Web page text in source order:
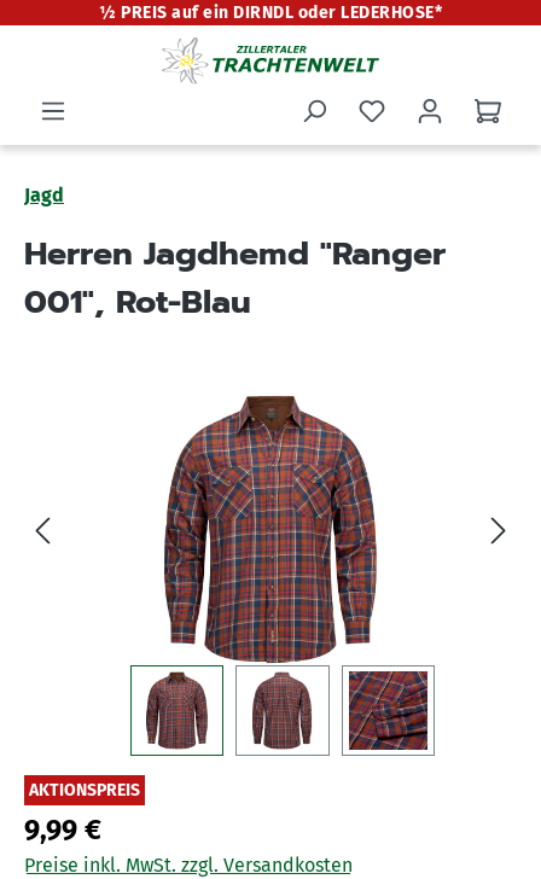
springen
½ PREIS auf ein DIRNDL oder LEDERHOSE*
Jagd
Herren Jagdhemd "Ranger
001", Rot-Blau
Bildergalerie überspringen
AKTIONSPREIS
9,99 €
Preise inkl. MwSt. zzgl. Versandkosten